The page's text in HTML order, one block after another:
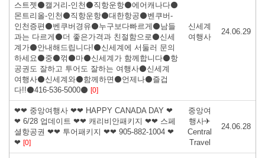
스트젯⚫캘거리-인천⚫직항운항⚫에어캐나다⚫
몬트리올-인천⚫직항운항⚫대한항공⚫벤쿠버-
인천증편⚫벤쿠버경유⚫누구보다빠르게⚫남들
과는 다르게⚫더 좋은가격과 친절함으로⚫신세
계가⚫안내해드립니다!⚫신세계에 서둘러 문의
하세요⚫중⚫꺾⚫마⚫신세계가 함께합니다⚫항
공권도 잘하고 투어도 잘하는 여행사⚫신세계
여행사⚫신세계와⚫함께하면⚫언제나⚫즐겁
다!!⚫416-536-5000⚫ [0]
신세계
여행사
24.06.29
❤❤ 중앙여행사 ❤❤ HAPPY CANADA DAY ❤
❤ 6/28 업데이트 ❤❤ 캐리비안패키지 ❤❤ 스페
셜항공권 ❤❤ 투어패키지 ❤❤ 905-882-1004 ❤
❤ [0]
중앙여
행사✈
Central
Travel
24.06.28